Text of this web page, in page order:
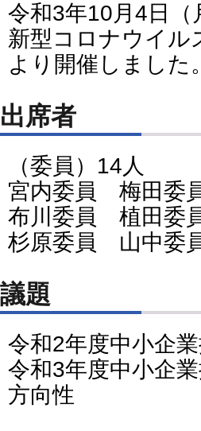
令和3年10月4日（
新型コロナウイル
より開催しました。
出席者
（委員）14人
宮内委員 梅田
布川委員 植田委
杉原委員 山中委
議題
令和2年度中小企
令和3年度中小企
方向性